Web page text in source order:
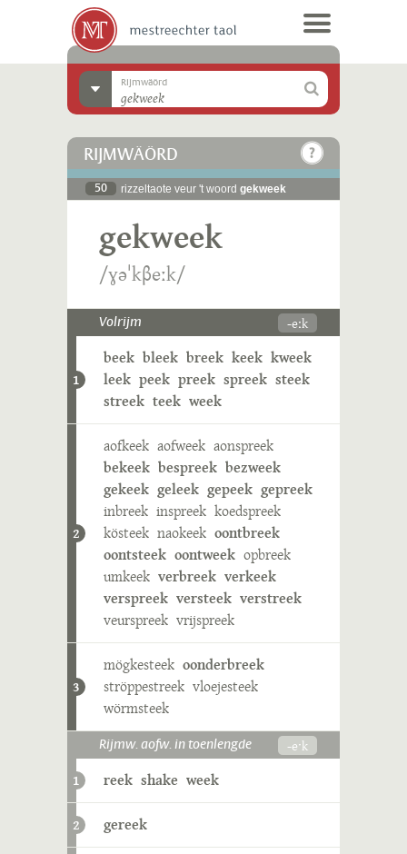
Rijmwäörd
RIJMWÄÖRD
50 rizzeltaote veur 't woord gekweek
gekweek
/ɣəˈkβeːk/
Volrijm -eːk
1
beek bleek breek keek kweek
leek peek preek spreek steek
streek teek week
2
aofkeek aofweek aonspreek
bekeek bespreek bezweek
gekeek geleek gepeek gepreek
inbreek inspreek koedspreek
kösteek naokeek oontbreek
oontsteek oontweek opbreek
umkeek verbreek verkeek
verspreek versteek verstreek
veurspreek vrijspreek
3
mögkesteek oonderbreek
ströppestreek vloejesteek
wörmsteek
Rijmw. aofw. in toenlengde -eˑk
1 reek shake week
2 gereek